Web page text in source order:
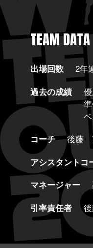
TEAM DATA
出場回数
2年
過去の成績
コーチ
後藤
アシスタントコ
マネージャー
引率責任者